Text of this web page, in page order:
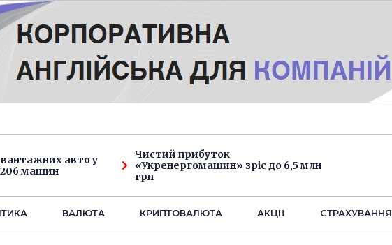
вантажних авто у
машин
Чистий прибуток
«Укренергомашин» зріс до 6,5 млн
грн
ВАЛЮТА КРИПТОВАЛЮТА АКЦІЇ СТРАХУВАННЯ